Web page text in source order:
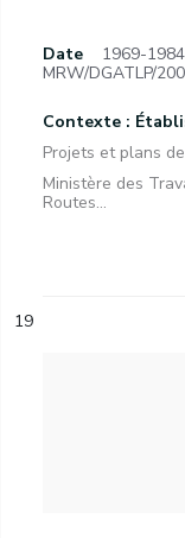
Date 1969-1984
MRW/DGATLP/
Contexte :
Projets et plans
Ministère des
Routes...
19